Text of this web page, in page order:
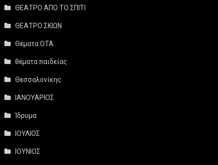
ΘΕΑΤΡΟ ΑΠΟ ΤΟ ΣΠΙΤΙ
ΘΕΑΤΡΟ ΣΚΙΩΝ
Θέματα ΟΤΑ
θέματα παιδείας
Θεσσαλονίκης
ΙΑΝΟΥΑΡΙΟΣ
Ίδρυμα
ΙΟΥΛΙΟΣ
ΙΟΥΝΙΟΣ